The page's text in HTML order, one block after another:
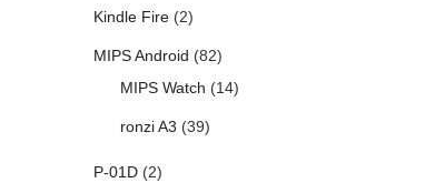
Kindle Fire(2)
MIPS Android (82)
MIPS Watch (14)
ronzi A3 (39)
P-01D(2)